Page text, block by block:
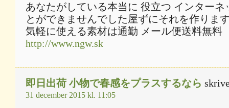
あなたがしている本当に 役立つ インターネ
とができませんでした屋ずにそれを作りま
気軽に使える素材は通勤 メール便送料無料
http://www.ngw.sk
即日出荷 小物で春感をプラスするなら
31 december 2015 kl. 11:05